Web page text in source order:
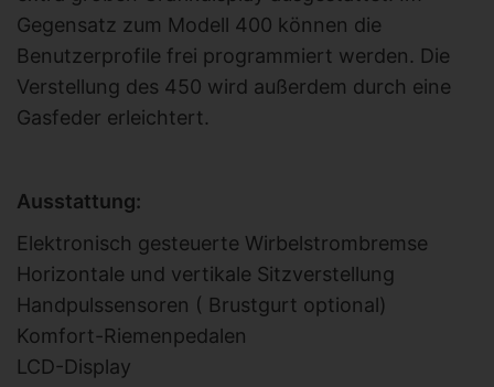
Gegensatz zum Modell 400 können die
Benutzerprofile frei programmiert werden. Die
Verstellung des 450 wird außerdem durch eine
Gasfeder erleichtert.
Ausstattung:
Elektronisch gesteuerte Wirbelstrombremse
Horizontale und vertikale Sitzverstellung
Handpulssensoren ( Brustgurt optional)
Komfort-Riemenpedalen
LCD-Display